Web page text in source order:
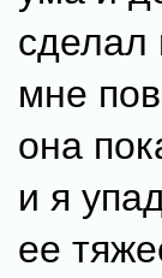
сделал
мне
она
и я
ее